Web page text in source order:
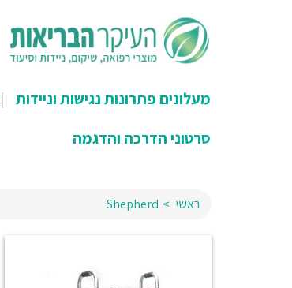
מעלונים פתרונות נגישות וניידות
סרטוני הדרכה והדגמה
ראשי Shepherd